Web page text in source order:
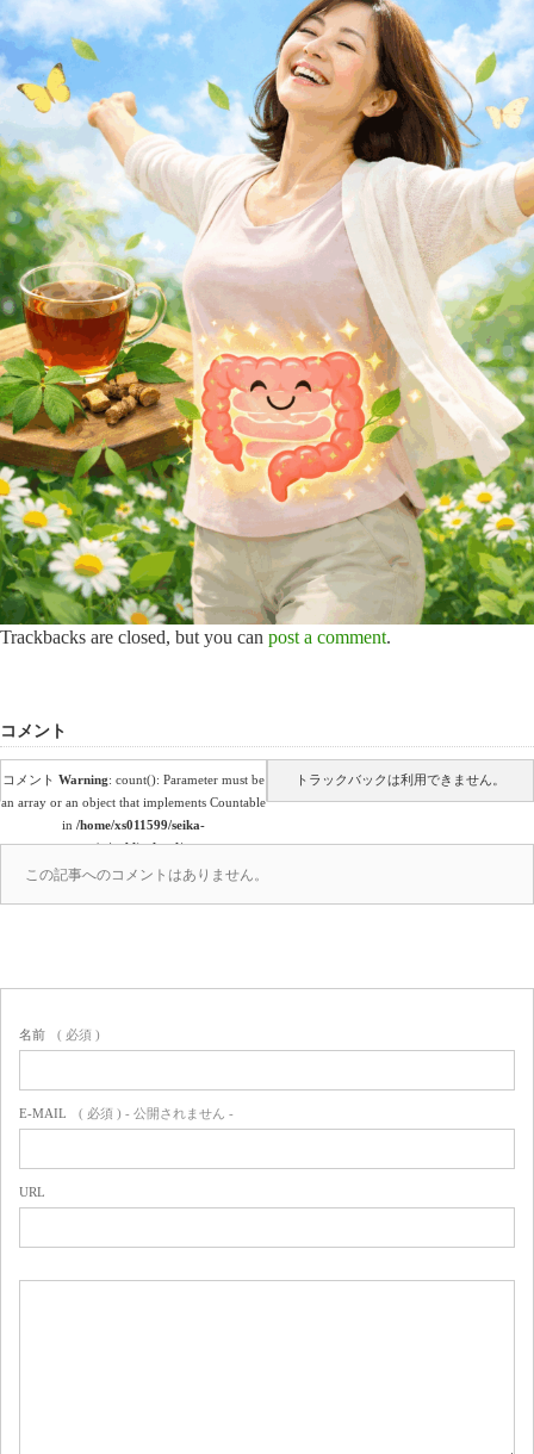
Trackbacks are closed, but you can post a comment.
コメント
コメント Warning: count(): Parameter must be
an array or an object that implements Countable
in /home/xs011599/seika-
en.co.jp/public_html/wp-
content/themes/amore_tcd028/comments.php
トラックバックは利用できません。
この記事へのコメントはありません。
名前 ( 必須 )
E-MAIL ( 必須 ) - 公開されません -
URL